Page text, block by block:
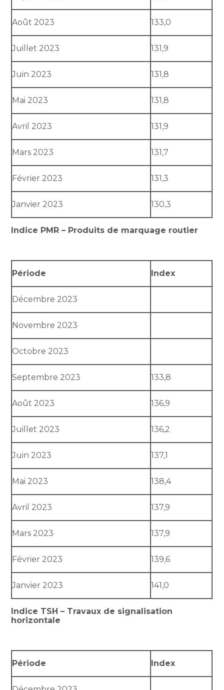
Août 2023 133,0
Juillet 2023 131,9
Juin 2023 131,8
Mai 2023 131,8
Avril 2023 131,9
Mars 2023 131,7
Février 2023 131,3
Janvier 2023 130,3
Indice PMR – Produits de marquage routier
Période Index
Décembre 2023
Novembre 2023
Octobre 2023
Septembre 2023 133,8
Août 2023 136,9
Juillet 2023 136,2
Juin 2023 137,1
Mai 2023 138,4
Avril 2023 137,9
Mars 2023 137,9
Février 2023 139,6
Janvier 2023 141,0
Indice TSH – Travaux de signalisation
horizontale
Période Index